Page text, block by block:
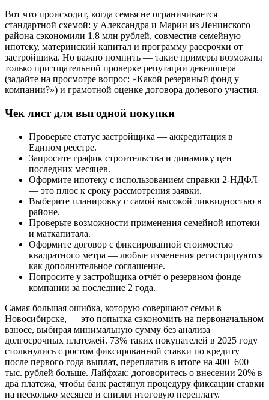
Вот что происходит, когда семья не ограничивается
стандартной схемой: у Александра и Марии из Ленинского
района сэкономили 1,8 млн рублей, совместив семейную
ипотеку, материнский капитал и программу рассрочки от
застройщика. Но важно помнить — такие примеры возможны
только при тщательной проверке репутации девелопера
(задайте на просмотре вопрос: «Какой резервный фонд у
компании?») и грамотной оценке договора долевого участия.
Чек лист для выгодной покупки
Проверьте статус застройщика — аккредитация в
Едином реестре.
Запросите график строительства и динамику цен
последних месяцев.
Оформите ипотеку с использованием справки 2-НДФЛ
— это плюс к сроку рассмотрения заявки.
Выберите планировку с самой высокой ликвидностью в
районе.
Проверьте возможности применения семейной ипотеки
и маткапитала.
Оформите договор с фиксированной стоимостью
квадратного метра — любые изменения регистрируются
как дополнительное соглашение.
Попросите у застройщика отчёт о резервном фонде
компании за последние 2 года.
Самая большая ошибка, которую совершают семьи в
Новосибирске, — это попытка сэкономить на первоначальном
взносе, выбирая минимальную сумму без анализа
долгосрочных платежей. 73% таких покупателей в 2025 году
столкнулись с ростом фиксированной ставки по кредиту
после первого года выплат, переплатив в итоге на 400–600
тыс. рублей больше. Лайфхак: договоритесь о внесении 20% в
два платежа, чтобы банк растянул процедуру фиксации ставки
на несколько месяцев и снизил итоговую переплату.